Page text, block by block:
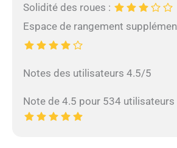
Solidité des roues :
Espace de rangement
Notes des utilisateurs 4.5/5
Note de 4.5 pour 534 utilisateurs